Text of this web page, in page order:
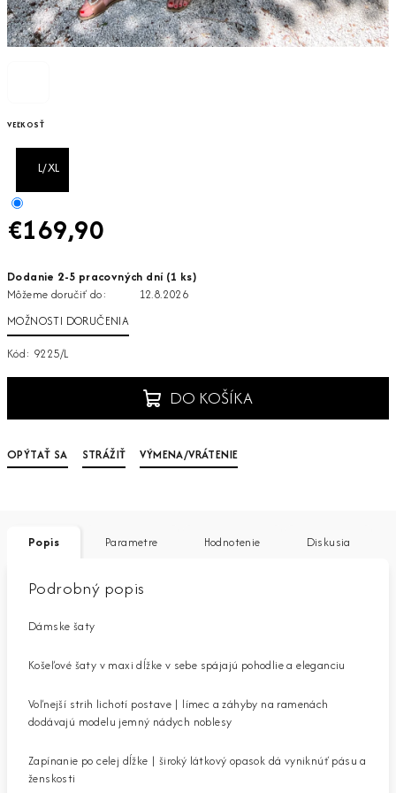
VEĽKOSŤ
L/XL
€169,90
cena:
Dodanie 2-5 pracovných dní (1 ks)
Môžeme doručiť do:
12.8.2026
MOŽNOSTI DORUČENIA
Kód: 9225/L
DO KOŠÍKA
OPÝTAŤ SA STRÁŽIŤ VÝMENA/VRÁTENIE
Popis Parametre Hodnotenie Diskusia
Podrobný popis
Dámske šaty
Košeľové šaty v maxi dĺžke v sebe spájajú pohodlie a eleganciu
Voľnejší strih lichotí postave | límec a záhyby na ramenách
dodávajú modelu jemný nádych noblesy
Zapínanie po celej dĺžke | široký látkový opasok dá vyniknúť pásu a
ženskosti